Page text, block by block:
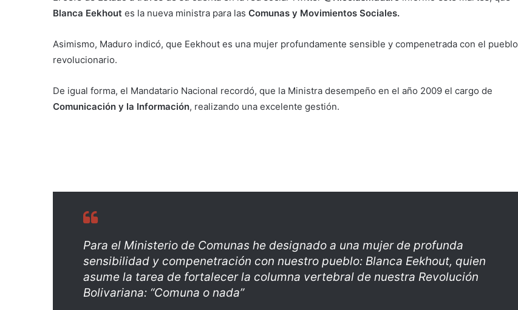
Blanca Eekhout es la nueva ministra para las Comunas y Movimientos Sociales.
Asimismo, Maduro indicó, que Eekhout es una mujer profundamente sensible y compenetrada con el pueblo
revolucionario.
De igual forma, el Mandatario Nacional recordó, que la Ministra desempeño en el año 2009 el cargo de
Comunicación y la Información, realizando una excelente gestión.
Para el Ministerio de Comunas he designado a una mujer de profunda
sensibilidad y compenetración con nuestro pueblo: Blanca Eekhout, quien
asume la tarea de fortalecer la columna vertebral de nuestra Revolución
Bolivariana: “Comuna o nada”